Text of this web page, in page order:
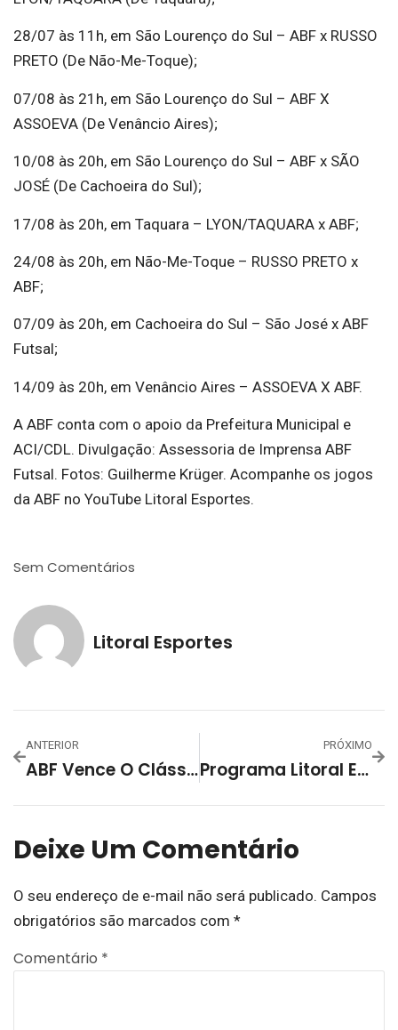
28/07 às 11h, em São Lourenço do Sul – ABF x RUSSO
PRETO (De Não-Me-Toque);
07/08 às 21h, em São Lourenço do Sul – ABF X
ASSOEVA (De Venâncio Aires);
10/08 às 20h, em São Lourenço do Sul – ABF x SÃO
JOSÉ (De Cachoeira do Sul);
17/08 às 20h, em Taquara – LYON/TAQUARA x ABF;
24/08 às 20h, em Não-Me-Toque – RUSSO PRETO x
ABF;
07/09 às 20h, em Cachoeira do Sul – São José x ABF
Futsal;
14/09 às 20h, em Venâncio Aires – ASSOEVA X ABF.
A ABF conta com o apoio da Prefeitura Municipal e
ACI/CDL. Divulgação: Assessoria de Imprensa ABF
Futsal. Fotos: Guilherme Krüger. Acompanhe os jogos
da ABF no YouTube Litoral Esportes.
Sem Comentários
Litoral Esportes
ANTERIOR
ABF Vence O Clássico Contra O Riograndense Por 5 A 2 Na Estreia Lourenciana No Campeonato Gaúcho Série Ouro 2024
PRÓXIMO
Programa Litoral Esportes De 14 De Junho De 2024 – Projeto De Estágio De Tatiane Klumb,Programa Litoral Esportes De 14 De Junho De 2024
Deixe Um Comentário
O seu endereço de e-mail não será publicado. Campos
obrigatórios são marcados com *
Comentário *